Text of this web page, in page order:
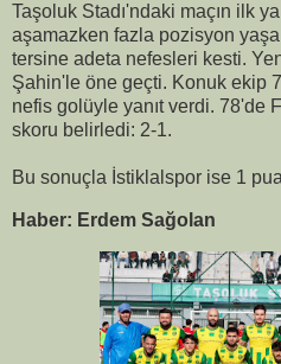
Taşoluk Stadı'ndaki maçın ilk
aşamazken fazla pozisyon
tersine adeta nefesleri kesti.
Şahin'le öne geçti. Konuk ekip
nefis golüyle yanıt verdi. 78'de
skoru belirledi: 2-1.
Bu sonuçla İstiklalspor ise 1
Haber: Erdem Sağolan